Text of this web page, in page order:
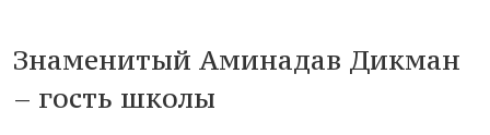
Знаменитый Аминадав Дикман
– гость школы